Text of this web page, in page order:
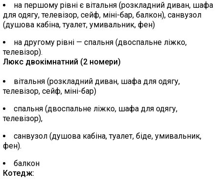
на першому рівні є вітальня (розкладний диван, шафа
для одягу, телевізор, сейф, міні-бар, балкон), санвузол
(душова кабіна, туалет, умивальник, фен)
на другому рівні — спальня (двоспальне ліжко,
телевізор).
Люкс двокімнатний (2 номери)
вітальня (розкладний диван, шафа для одягу,
телевізор, сейф, міні-бар)
спальня (двоспальне ліжко, шафа для одягу,
телевізор),
санвузол (душова кабіна, туалет, біде, умивальник,
фен).
балкон
Котедж: